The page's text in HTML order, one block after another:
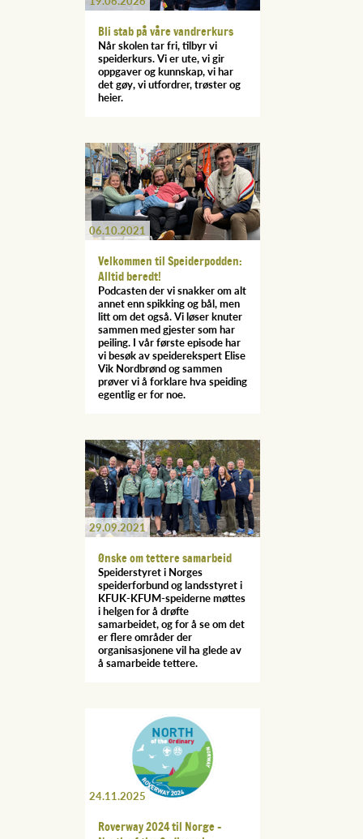
Bli stab på våre vandrerkurs
Når skolen tar fri, tilbyr vi
speiderkurs. Vi er ute, vi gir
oppgaver og kunnskap, vi har
det gøy, vi utfordrer, trøster og
heier.
06.10.2021
Velkommen til Speiderpodden:
Alltid beredt!
Podcasten der vi snakker om alt
annet enn spikking og bål, men
litt om det også. Vi løser knuter
sammen med gjester som har
peiling. I vår første episode har
vi besøk av speiderekspert Elise
Vik Nordbrønd og sammen
prøver vi å forklare hva speiding
egentlig er for noe.
29.09.2021
Ønske om tettere samarbeid
Speiderstyret i Norges
speiderforbund og landsstyret i
KFUK-KFUM-speiderne møttes
i helgen for å drøfte
samarbeidet, og for å se om det
er flere områder der
organisasjonene vil ha glede av
å samarbeide tettere.
24.11.2025
Roverway 2024 til Norge -